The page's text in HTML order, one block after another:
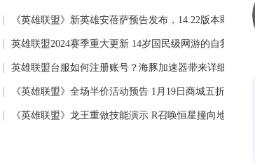
《英雄联盟》新英雄安蓓萨预告发布，14.22版本即将强势
登场
英雄联盟2024赛季重大更新 14岁国民级网游的自我突破
英雄联盟台服如何注册账号？海豚加速器带来详细攻略
《英雄联盟》全场半价活动预告 1月19日商城五折促销
《英雄联盟》龙王重做技能演示 R召唤恒星撞向地球